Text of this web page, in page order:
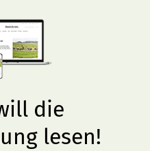
die
lesen!